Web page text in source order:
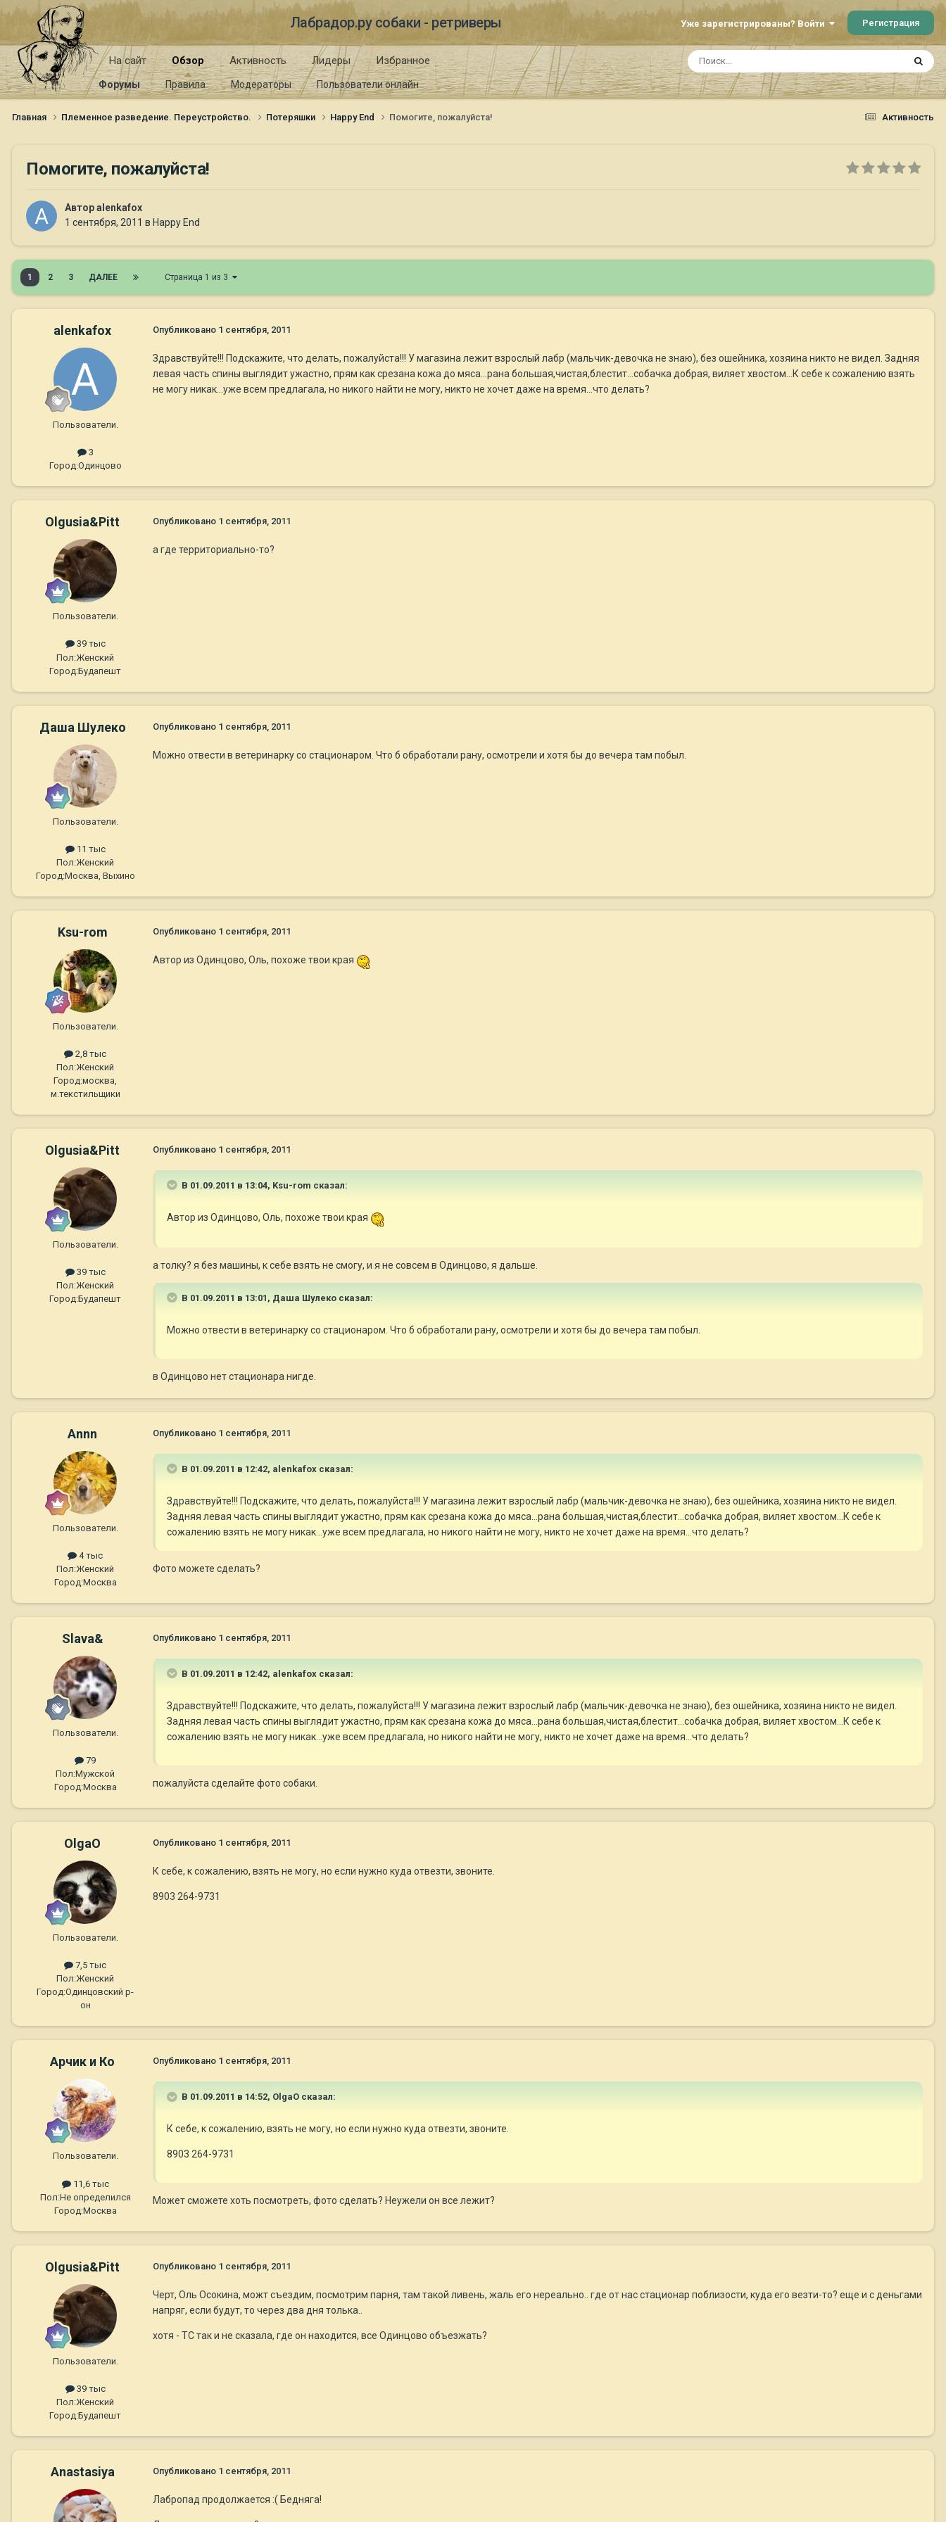
Лабрадор.ру собаки - ретриверы Уже зарегистрированы? Войти Регистрация
На сайт Обзор
Форумы Правила Модераторы Пользователи онлайн
Активность Лидеры Избранное
Активность
Главная Племенное разведение. Переустройство. Потеряшки Happy End Помогите, пожалуйста!
Помогите, пожалуйста!
Авторalenkafox
1 сентября, 2011 в Happy End
1 2 3 ДАЛЕЕ Страница 1 из 3
alenkafox
Пользователи.
3
Город:Одинцово
Опубликовано 1 сентября, 2011
Здравствуйте!!! Подскажите, что делать, пожалуйста!!! У магазина лежит взрослый лабр (мальчик-девочка не знаю), без ошейника, хозяина никто не видел. Задняя
левая часть спины выглядит ужастно, прям как срезана кожа до мяса...рана большая,чистая,блестит...собачка добрая, виляет хвостом...К себе к сожалению взять
не могу никак...уже всем предлагала, но никого найти не могу, никто не хочет даже на время...что делать?
Olgusia&Pitt
Пользователи.
39 тыс
Пол:Женский
Город:Будапешт
Опубликовано 1 сентября, 2011
а где территориально-то?
Даша Шулеко
Пользователи.
11 тыс
Пол:Женский
Город:Москва, Выхино
Опубликовано 1 сентября, 2011
Можно отвести в ветеринарку со стационаром. Что б обработали рану, осмотрели и хотя бы до вечера там побыл.
Ksu-rom
Пользователи.
2,8 тыс
Пол:Женский
Город:москва,
м.текстильщики
Опубликовано 1 сентября, 2011
Автор из Одинцово, Оль, похоже твои края
Olgusia&Pitt
Пользователи.
39 тыс
Пол:Женский
Город:Будапешт
Опубликовано 1 сентября, 2011
В 01.09.2011 в 13:04, Ksu-rom сказал:
Автор из Одинцово, Оль, похоже твои края
а толку? я без машины, к себе взять не смогу, и я не совсем в Одинцово, я дальше.
В 01.09.2011 в 13:01, Даша Шулеко сказал:
Можно отвести в ветеринарку со стационаром. Что б обработали рану, осмотрели и хотя бы до вечера там побыл.
в Одинцово нет стационара нигде.
Annn
Пользователи.
4 тыс
Пол:Женский
Город:Москва
Опубликовано 1 сентября, 2011
В 01.09.2011 в 12:42, alenkafox сказал:
Здравствуйте!!! Подскажите, что делать, пожалуйста!!! У магазина лежит взрослый лабр (мальчик-девочка не знаю), без ошейника, хозяина никто не видел.
Задняя левая часть спины выглядит ужастно, прям как срезана кожа до мяса...рана большая,чистая,блестит...собачка добрая, виляет хвостом...К себе к
сожалению взять не могу никак...уже всем предлагала, но никого найти не могу, никто не хочет даже на время...что делать?
Фото можете сделать?
Slava&
Пользователи.
79
Пол:Мужской
Город:Москва
Опубликовано 1 сентября, 2011
В 01.09.2011 в 12:42, alenkafox сказал:
Здравствуйте!!! Подскажите, что делать, пожалуйста!!! У магазина лежит взрослый лабр (мальчик-девочка не знаю), без ошейника, хозяина никто не видел.
Задняя левая часть спины выглядит ужастно, прям как срезана кожа до мяса...рана большая,чистая,блестит...собачка добрая, виляет хвостом...К себе к
сожалению взять не могу никак...уже всем предлагала, но никого найти не могу, никто не хочет даже на время...что делать?
пожалуйста сделайте фото собаки.
OlgaO
Пользователи.
7,5 тыс
Пол:Женский
Город:Одинцовcкий р-
он
Опубликовано 1 сентября, 2011
К себе, к сожалению, взять не могу, но если нужно куда отвезти, звоните.
8903 264-9731
Арчик и Ко
Пользователи.
11,6 тыс
Пол:Не определился
Город:Москва
Опубликовано 1 сентября, 2011
В 01.09.2011 в 14:52, OlgaO сказал:
К себе, к сожалению, взять не могу, но если нужно куда отвезти, звоните.
8903 264-9731
Может сможете хоть посмотреть, фото сделать? Неужели он все лежит?
Olgusia&Pitt
Пользователи.
39 тыс
Пол:Женский
Город:Будапешт
Опубликовано 1 сентября, 2011
Черт, Оль Осокина, можт съездим, посмотрим парня, там такой ливень, жаль его нереально.. где от нас стационар поблизости, куда его везти-то? еще и с деньгами
напряг, если будут, то через два дня толька..
хотя - ТС так и не сказала, где он находится, все Одинцово объезжать?
Anastasiya Опубликовано 1 сентября, 2011
Лабропад продолжается :( Бедняга!